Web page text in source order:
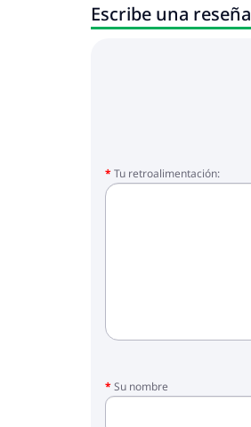
Escribe una reseña
Tu retroalimentación:
Su nombre